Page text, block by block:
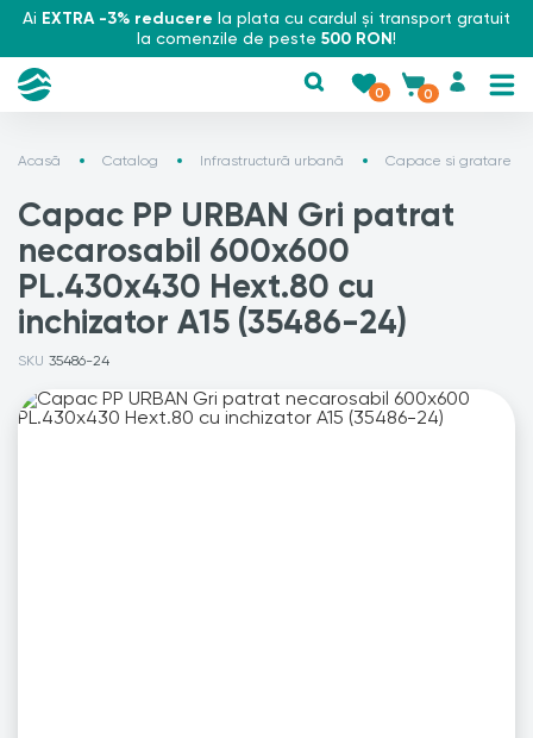
Ai EXTRA -3% reducere la plata cu cardul și transport gratuit
la comenzile de peste 500 RON!
0 0
Acasă Catalog Infrastructură urbană Capace si gratare
Capac PP URBAN Gri patrat
necarosabil 600x600
PL.430x430 Hext.80 cu
inchizator A15 (35486-24)
SKU 35486-24